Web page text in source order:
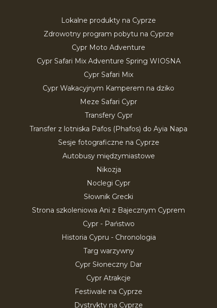
Lokalne produkty na Cyprze
Zdrowotny program pobytu na Cyprze
Cypr Moto Adventure
Cypr Safari Mix Adventure Spring WIOSNA
Cypr Safari Mix
Cypr Wakacyjnym Kamperem na dziko
Meze Safari Cypr
Transfery Cypr
Transfer z lotniska Pafos (Phafos) do Ayia Napa
Sesje fotograficzne na Cyprze
Autobusy międzymiastowe
Nikozja
Noclegi Cypr
Słownik Grecki
Strona szkoleniowa Ani z Bajecznym Cyprem
Cypr - Państwo
Historia Cypru - Chronologia
Targ warzywny
Cypr Słoneczny Dar
Cypr Atrakcje
Festiwale na Cyprze
Dystrykty na Cyprze